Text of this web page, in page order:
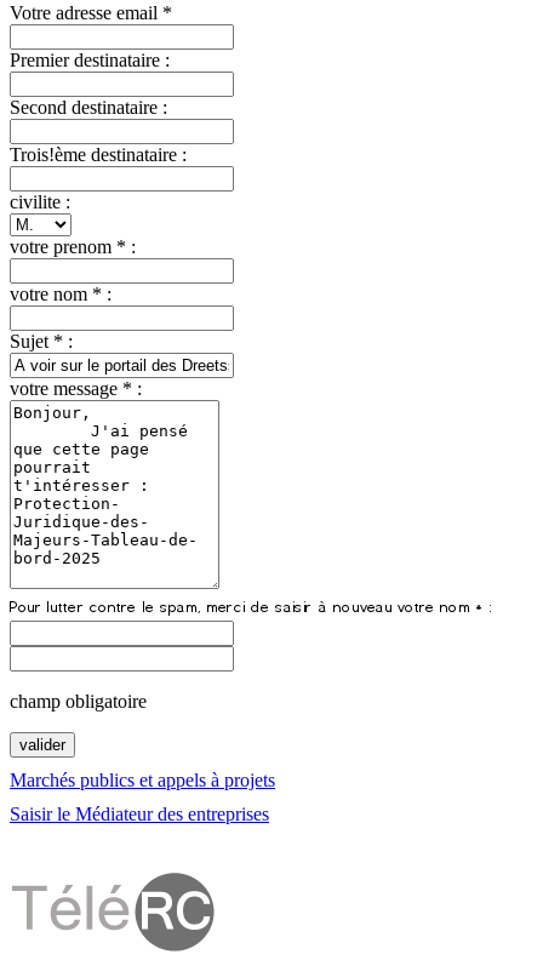
Votre adresse email *
Premier destinataire :
Second destinataire :
Trois!ème destinataire :
civilite :
votre prenom * :
votre nom * :
Sujet * :
votre message * :
champ obligatoire
Marchés publics et appels à projets
Saisir le Médiateur des entreprises